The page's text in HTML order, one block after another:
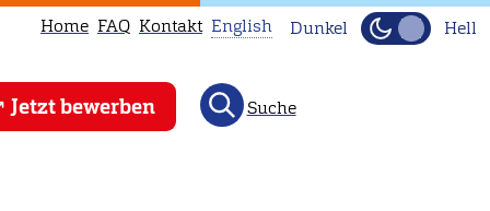
Home FAQ Kontakt
This
page
English Dunkel Hell
Jetzt bewerben Suche